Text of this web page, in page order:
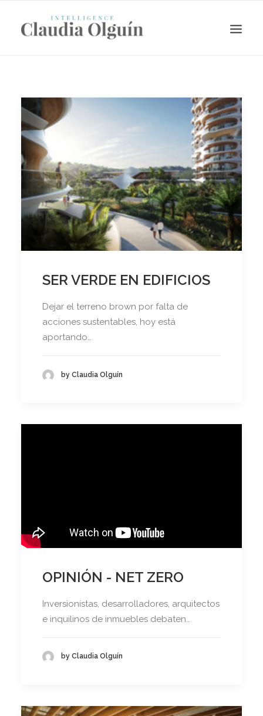
Search
SER VERDE EN EDIFICIOS
Dejar el terreno brown por falta de
acciones sustentables, hoy está
aportando…
by Claudia Olguín
OPINIÓN - NET ZERO
Inversionistas, desarrolladores, arquitectos
e inquilinos de inmuebles debaten…
by Claudia Olguín